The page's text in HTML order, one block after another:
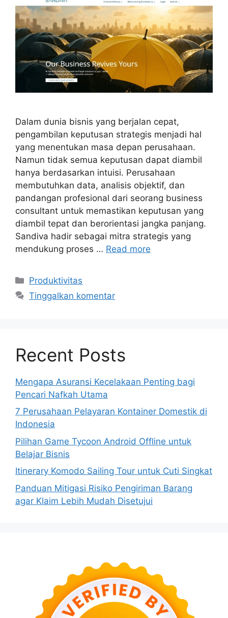
Dalam dunia bisnis yang berjalan cepat,
pengambilan keputusan strategis menjadi hal
yang menentukan masa depan perusahaan.
Namun tidak semua keputusan dapat diambil
hanya berdasarkan intuisi. Perusahaan
membutuhkan data, analisis objektif, dan
pandangan profesional dari seorang business
consultant untuk memastikan keputusan yang
diambil tepat dan berorientasi jangka panjang.
Sandiva hadir sebagai mitra strategis yang
mendukung proses … Read more
Kategori
Produktivitas
Tinggalkan komentar
Recent Posts
Mengapa Asuransi Kecelakaan Penting bagi
Pencari Nafkah Utama
7 Perusahaan Pelayaran Kontainer Domestik di
Indonesia
Pilihan Game Tycoon Android Offline untuk
Belajar Bisnis
Itinerary Komodo Sailing Tour untuk Cuti Singkat
Panduan Mitigasi Risiko Pengiriman Barang
agar Klaim Lebih Mudah Disetujui